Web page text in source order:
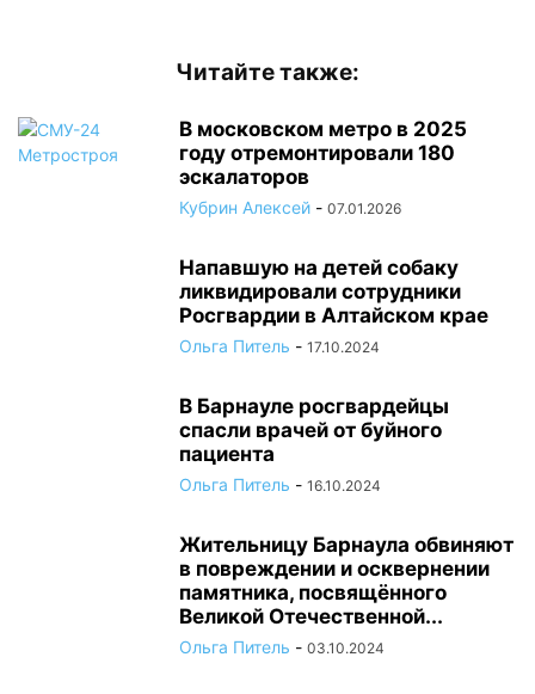
Читайте также:
В московском метро в 2025
году отремонтировали 180
эскалаторов
Кубрин Алексей - 07.01.2026
Напавшую на детей собаку
ликвидировали сотрудники
Росгвардии в Алтайском крае
Ольга Питель - 17.10.2024
В Барнауле росгвардейцы
спасли врачей от буйного
пациента
Ольга Питель - 16.10.2024
Жительницу Барнаула обвиняют
в повреждении и осквернении
памятника, посвящённого
Великой Отечественной...
Ольга Питель - 03.10.2024